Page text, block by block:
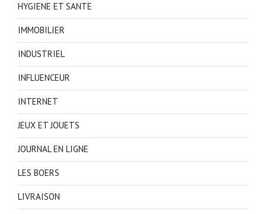
HYGIENE ET SANTE
IMMOBILIER
INDUSTRIEL
INFLUENCEUR
INTERNET
JEUX ET JOUETS
JOURNAL EN LIGNE
LES BOERS
LIVRAISON